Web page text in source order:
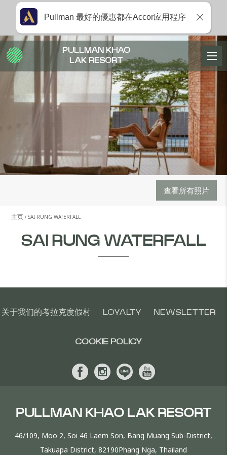
查看所有照片
主页 SAI RUNG WATERFALL
SAI RUNG WATERFALL
关于我们的考拉克度假村 LOYALTY NEWSLETTER
COOKIE POLICY
PULLMAN KHAO LAK RESORT
46/109, Moo 2, Soi 46 Laem Son, Bang Muang Sub-District,
Takuapa District, 82190Phang Nga, Thailand
PULLMAN KHAO
LAK RESORT
Pullman 最好的優惠都在Accor应用程序